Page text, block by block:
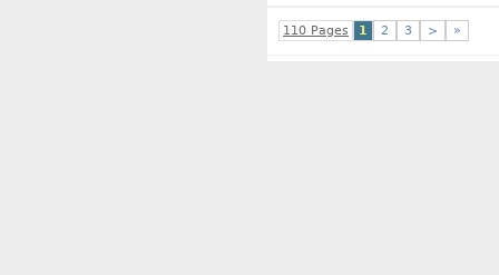
110 Pages 1 2 3 > »